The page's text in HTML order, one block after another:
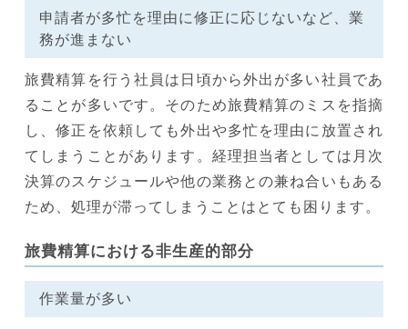
申請者が多忙を理由に修正に応じないなど、業
務が進まない
旅費精算を行う社員は日頃から外出が多い社員であ
ることが多いです。そのため旅費精算のミスを指摘
し、修正を依頼しても外出や多忙を理由に放置され
てしまうことがあります。経理担当者としては月次
決算のスケジュールや他の業務との兼ね合いもある
ため、処理が滞ってしまうことはとても困ります。
旅費精算における非生産的部分
作業量が多い